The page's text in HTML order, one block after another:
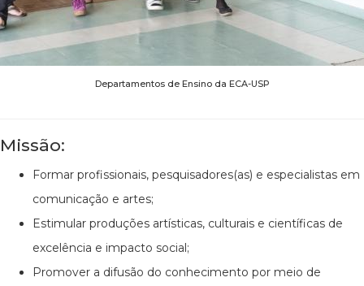
Departamentos de Ensino da ECA-USP
Missão:
Formar profissionais, pesquisadores(as) e especialistas em
comunicação e artes;
Estimular produções artísticas, culturais e científicas de
excelência e impacto social;
Promover a difusão do conhecimento por meio de